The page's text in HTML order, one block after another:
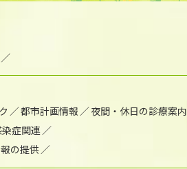
都市計画情報
夜間・休日の診療案内
症関連
の提供